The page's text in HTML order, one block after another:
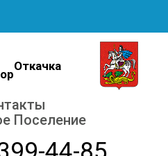
Откачка
Поселение